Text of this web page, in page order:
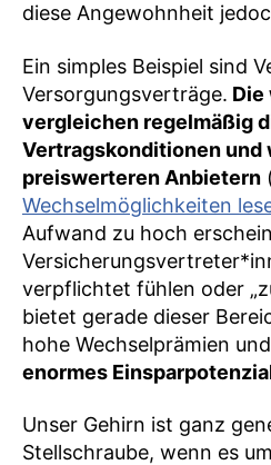
diese Angewohnheit
Ein simples Beispiel sind
Versorgungsverträge. Die
vergleichen regelmäßig
Vertragskonditionen und
preiswerteren Anbietern
Wechselmöglichkeiten
Aufwand zu hoch
verpflichtet fühlen oder
bietet gerade dieser
hohe Wechselprämien
enormes
Unser Gehirn ist ganz
Stellschraube, wenn es